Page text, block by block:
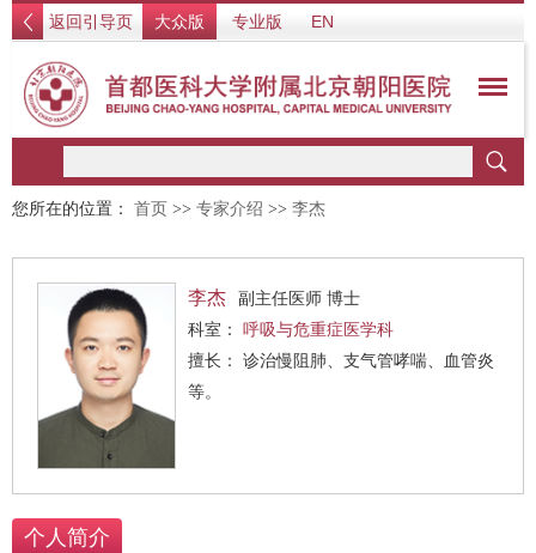
返回引导页 大众版 专业版 EN
您所在的位置： 首页 >> 专家介绍 >> 李杰
李杰
副主任医师 博士
科室： 呼吸与危重症医学科
擅长： 诊治慢阻肺、支气管哮喘、血管炎
等。
个人简介